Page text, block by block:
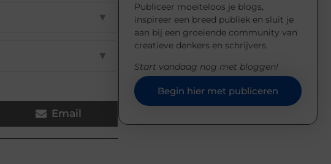
▼
▼
Email
Publiceer moeiteloos je blogs,
inspireer een breed publiek en sluit je
aan bij een groeiende community van
creatieve denkers en schrijvers.
Start vandaag nog met bloggen!
Begin hier met publiceren